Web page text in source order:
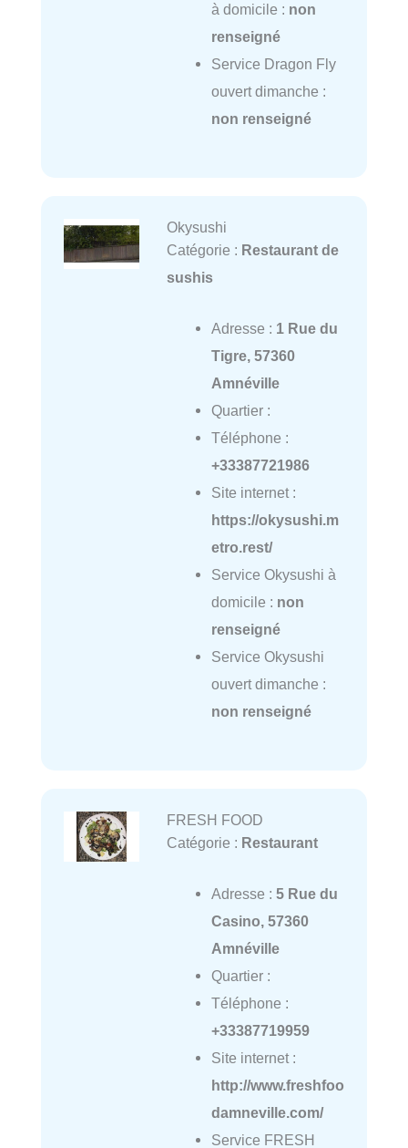
à domicile : non
renseigné
Service Dragon Fly
ouvert dimanche :
non renseigné
Okysushi
Catégorie : Restaurant de
sushis
Adresse : 1 Rue du
Tigre, 57360
Amnéville
Quartier :
Téléphone :
+33387721986
Site internet :
https://okysushi.m
etro.rest/
Service Okysushi à
domicile : non
renseigné
Service Okysushi
ouvert dimanche :
non renseigné
FRESH FOOD
Catégorie : Restaurant
Adresse : 5 Rue du
Casino, 57360
Amnéville
Quartier :
Téléphone :
+33387719959
Site internet :
http://www.freshfoo
damneville.com/
Service FRESH